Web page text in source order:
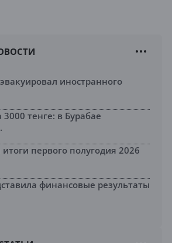
иностранного
3000 тенге: в Бурабае
первого полугодия 2026
финансовые результаты